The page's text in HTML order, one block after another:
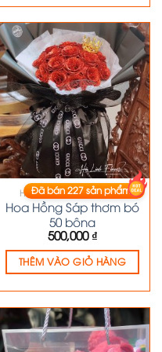
HOA HỒNG SÁP THƠM
Hoa Hồng Sáp thơm bó
50 bông
500,000₫
Đã bán227sản phẩm
THÊM VÀO GIỎ HÀNG